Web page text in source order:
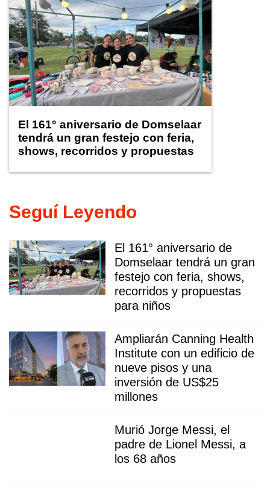
El 161° aniversario de Domselaar
tendrá un gran festejo con feria,
shows, recorridos y propuestas
Seguí Leyendo
El 161° aniversario de
Domselaar tendrá un gran
festejo con feria, shows,
recorridos y propuestas
para niños
Ampliarán Canning Health
Institute con un edificio de
nueve pisos y una
inversión de US$25
millones
Murió Jorge Messi, el
padre de Lionel Messi, a
los 68 años